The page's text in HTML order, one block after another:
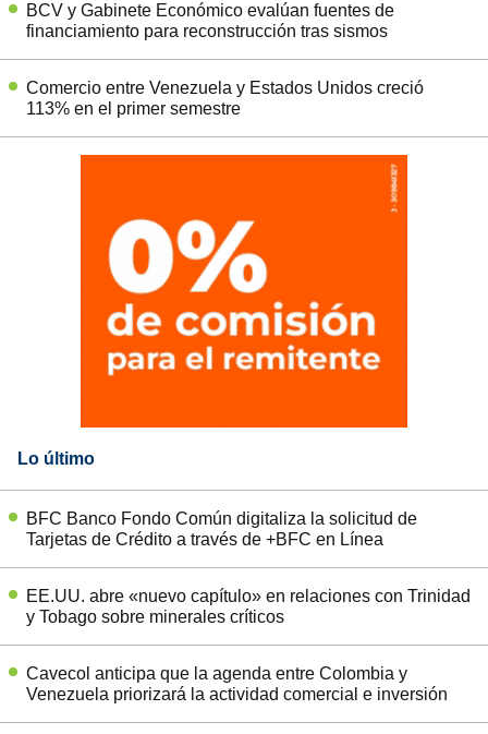
BCV y Gabinete Económico evalúan fuentes de
financiamiento para reconstrucción tras sismos
Comercio entre Venezuela y Estados Unidos creció
113% en el primer semestre
Lo último
BFC Banco Fondo Común digitaliza la solicitud de
Tarjetas de Crédito a través de +BFC en Línea
EE.UU. abre «nuevo capítulo» en relaciones con Trinidad
y Tobago sobre minerales críticos
Cavecol anticipa que la agenda entre Colombia y
Venezuela priorizará la actividad comercial e inversión